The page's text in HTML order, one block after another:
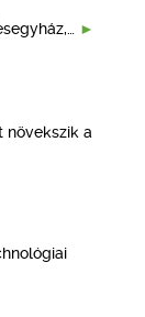
növekszik a